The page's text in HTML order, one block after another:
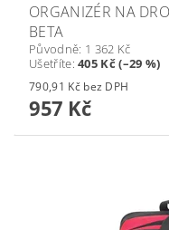
ORGANIZÉR NA
BETA
Původně: 1 362 Kč
Ušetříte:405 Kč (–29 %)
790,91 Kč bez DPH
957 Kč